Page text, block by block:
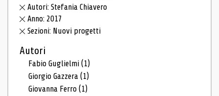
Autori: Stefania Chiavero
Anno: 2017
Sezioni: Nuovi progetti
Autori
Fabio Guglielmi(1)
Giorgio Gazzera(1)
Giovanna Ferro(1)